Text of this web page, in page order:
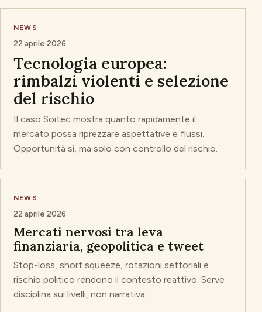
NEWS
22 aprile 2026
Tecnologia europea:
rimbalzi violenti e selezione
del rischio
Il caso Soitec mostra quanto rapidamente il
mercato possa riprezzare aspettative e flussi.
Opportunità sì, ma solo con controllo del rischio.
NEWS
22 aprile 2026
Mercati nervosi tra leva
finanziaria, geopolitica e tweet
Stop-loss, short squeeze, rotazioni settoriali e
rischio politico rendono il contesto reattivo. Serve
disciplina sui livelli, non narrativa.